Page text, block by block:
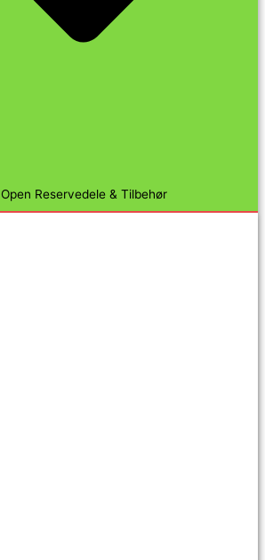
Open Reservedele & Tilbehør